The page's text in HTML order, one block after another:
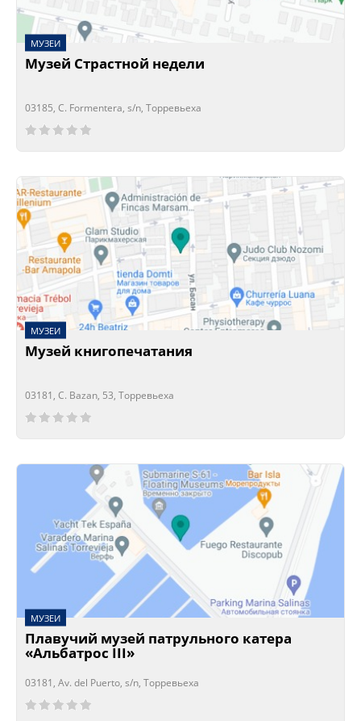
МУЗЕИ
Музей Страстной недели
03185, C. Formentera, s/n, Торревьеха
Сейчас открыто!
Сейчас закрыто!
МУЗЕИ
Музей книгопечатания
03181, C. Bazan, 53, Торревьеха
Сейчас открыто!
Сейчас закрыто!
МУЗЕИ
Плавучий музей патрульного катера
«Альбатрос III»
03181, Av. del Puerto, s/n, Торревьеха
Сейчас открыто!
Сейчас закрыто!